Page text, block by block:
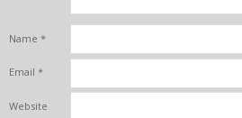
Name *
Email *
Website